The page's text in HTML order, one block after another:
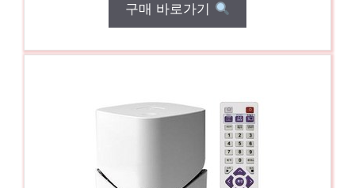
구매 바로가기